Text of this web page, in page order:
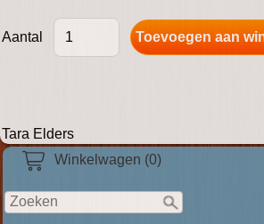
Winkelwagen (0)
Aantal
Tara Elders